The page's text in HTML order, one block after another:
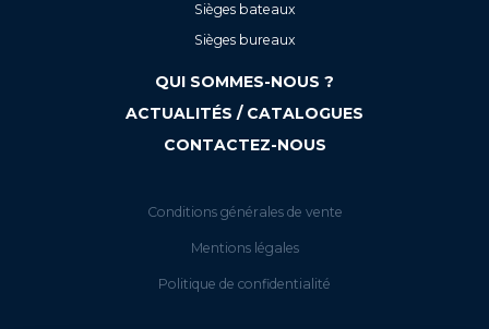
Sièges bateaux
Sièges bureaux
QUI SOMMES-NOUS ?
ACTUALITÉS / CATALOGUES
CONTACTEZ-NOUS
Conditions générales de vente
Mentions légales
Politique de confidentialité